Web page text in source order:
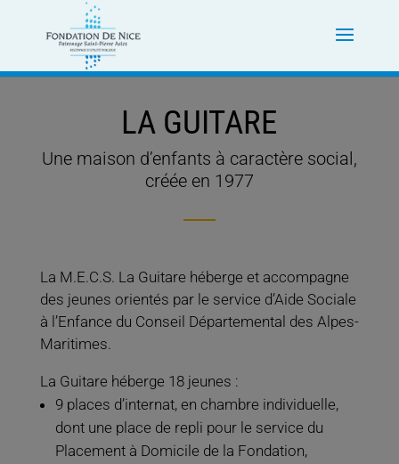
LA GUITARE
Une maison d’enfants à caractère social,
créée en 1977
La M.E.C.S. La Guitare héberge et accompagne
des jeunes orientés par le service d’Aide Sociale
à l’Enfance du Conseil Départemental des Alpes-
Maritimes.
La Guitare héberge 18 jeunes :
9 places d’internat, en chambre individuelle,
dont une place de repli pour le service du
Placement à Domicile de la Fondation,